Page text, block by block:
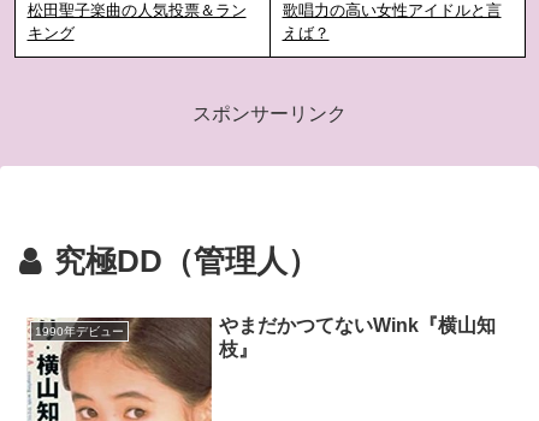
松田聖子楽曲の人気投票＆ラン
キング
歌唱力の高い女性アイドルと言
えば？
スポンサーリンク
究極DD（管理人）
1990年デビュー
やまだかつてないWink『横山知
枝』